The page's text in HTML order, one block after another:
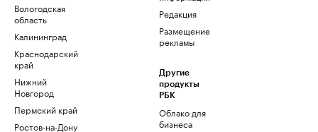
Вологодская
область
Калининград
Краснодарский
край
Нижний
Новгород
Пермский край
Ростов-на-Дону
Редакция
Размещение
рекламы
Другие
продукты
РБК
Облако для
бизнеса